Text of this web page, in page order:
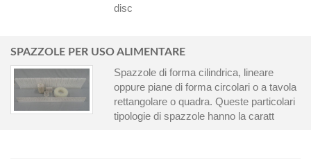
disc
SPAZZOLE PER USO ALIMENTARE
Spazzole di forma cilindrica, lineare
oppure piane di forma circolari o a tavola
rettangolare o quadra. Queste particolari
tipologie di spazzole hanno la caratt